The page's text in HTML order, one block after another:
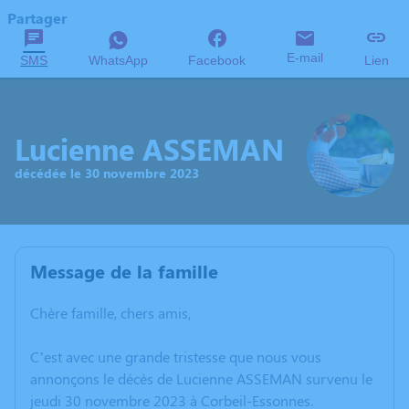
Partager
SMS WhatsApp Facebook E-mail Lien
Lucienne ASSEMAN
décédée le 30 novembre 2023
Message de la famille
Chère famille, chers amis,
C’est avec une grande tristesse que nous vous
annonçons le décès de Lucienne ASSEMAN survenu le
jeudi 30 novembre 2023 à Corbeil-Essonnes.